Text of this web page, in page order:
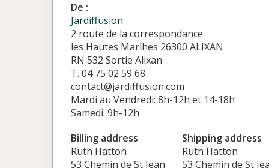
De :
Jardiffusion
2 route de la correspondance
les Hautes Marlhes 26300 ALIXAN
RN 532 Sortie Alixan
T. 04 75 02 59 68
contact@jardiffusion.com
Mardi au Vendredi: 8h-12h et 14-18h
Samedi: 9h-12h
Billing address
Ruth Hatton
53 Chemin de St Jean
Shipping address
Ruth Hatton
53 Chemin de St